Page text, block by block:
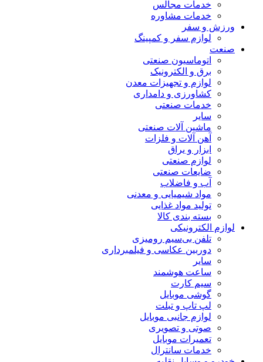
خدمات مجالس
خدمات مشاوره
ورزش و سفر
لوازم سفر و کمپینگ
صنعت
اتوماسیون صنعتی
برق و الکترونیک
لوازم و تجهیزات معدن
کشاورزی و دامداری
خدمات صنعتی
سایر
ماشین آلات صنعتی
آهن آلات و فلزات
ابزار و یراق
لوازم صنعتی
ضایعات صنعتی
آب و فاضلاب
مواد شیمیایی و معدنی
تولید مواد غذایی
بسته بندی کالا
لوازم الکترونیکی
تلفن بی‌سیم رومیزی
دوربین عکاسی و فیلمبرداری
سایر
ساعت هوشمند
سیم کارت
گوشی موبایل
لپ تاپ و تبلت
لوازم جانبی موبایل
صوتی و تصویری
تعمیرات موبایل
خدمات سانترال